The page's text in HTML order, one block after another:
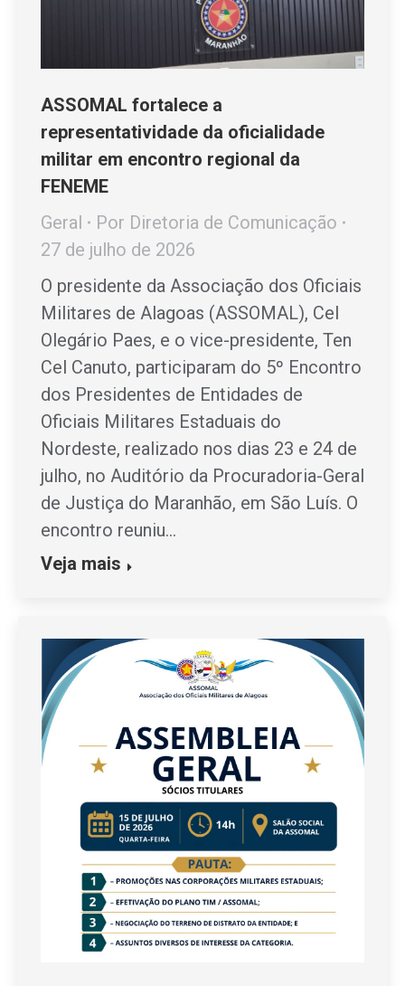
ASSOMAL fortalece a
representatividade da oficialidade
militar em encontro regional da
FENEME
Geral
Por Diretoria de Comunicação
27 de julho de 2026
O presidente da Associação dos Oficiais
Militares de Alagoas (ASSOMAL), Cel
Olegário Paes, e o vice-presidente, Ten
Cel Canuto, participaram do 5º Encontro
dos Presidentes de Entidades de
Oficiais Militares Estaduais do
Nordeste, realizado nos dias 23 e 24 de
julho, no Auditório da Procuradoria-Geral
de Justiça do Maranhão, em São Luís. O
encontro reuniu…
Veja mais